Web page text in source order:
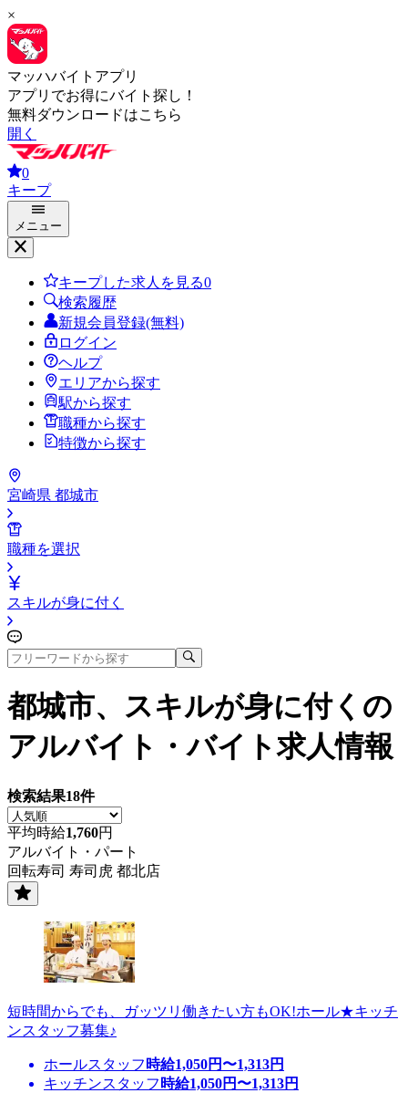
×
マッハバイトアプリ
アプリでお得にバイト探し！
無料ダウンロードはこちら
開く
0
キープ
メニュー
キープした求人を見る0
検索履歴
新規会員登録(無料)
ログイン
ヘルプ
エリアから探す
駅から探す
職種から探す
特徴から探す
宮崎県 都城市
職種を選択
スキルが身に付く
都城市、スキルが身に付く の
アルバイト・バイト求人情報
検索結果18件
平均時給1,760円
アルバイト・パート
回転寿司 寿司虎 都北店
短時間からでも、ガッツリ働きたい方もOK!ホール★キッチ
ンスタッフ募集♪
ホールスタッフ 時給1,050円〜1,313円
キッチンスタッフ 時給1,050円〜1,313円